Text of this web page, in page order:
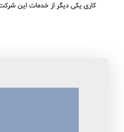
کاری یکی دیگر از خدمات این